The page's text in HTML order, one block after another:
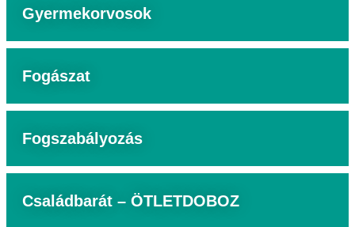
Gyermekorvosok
Fogászat
Fogszabályozás
Családbarát – ÖTLETDOBOZ